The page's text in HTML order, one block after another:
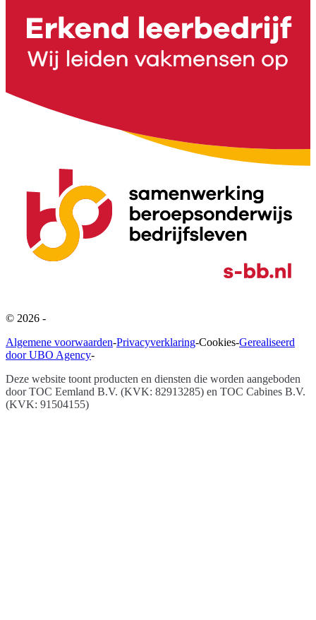
© 2026 -
Algemene voorwaarden-Privacyverklaring-Cookies-Gerealiseerd
door UBO Agency-
Deze website toont producten en diensten die worden aangeboden
doorTOC Eemland B.V. (KVK: 82913285) en TOC Cabines B.V.
(KVK: 91504155)